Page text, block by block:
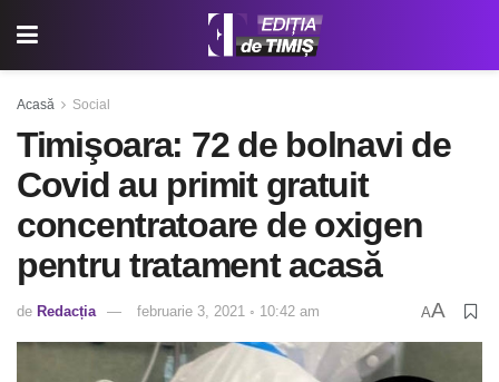
Acasă Social
Timişoara: 72 de bolnavi de
Covid au primit gratuit
concentratoare de oxigen
pentru tratament acasă
de Redacția februarie 3, 2021 ◦ 10:42 am AA